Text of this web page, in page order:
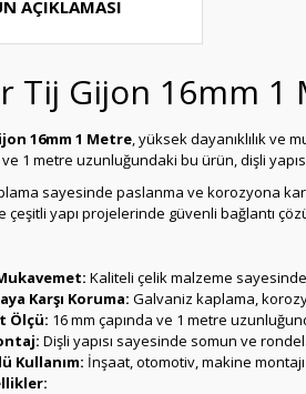
AÇIKLAMASI
Tij Gijon 16mm 1
16mm 1 Metre, yüksek dayanıklılık ve
ve 1 metre uzunluğundaki bu ürün, dişli
sayesinde paslanma ve korozyona
çeşitli yapı projelerinde güvenli bağlantı
Kaliteli çelik malzeme sayesinde
Karşı Koruma: Galvaniz kaplama,
Ölçü: 16 mm çapında ve 1 metre
Dişli yapısı sayesinde somun ve
Kullanım: İnşaat, otomotiv, makine